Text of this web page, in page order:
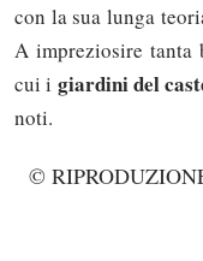
con la sua lunga
A impreziosire tanta
cui i giardini del
noti.
©